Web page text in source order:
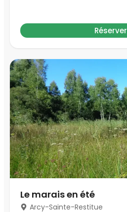
Réserver
Le marais en été
Arcy-Sainte-Restitue